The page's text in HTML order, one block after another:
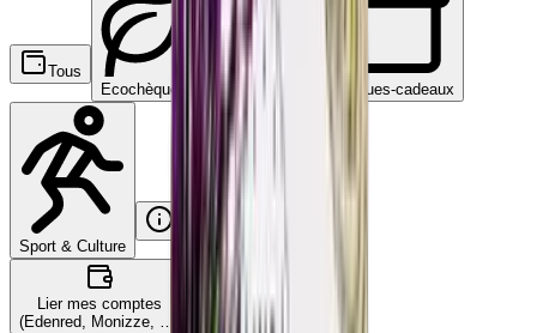
Tous
Ecochèques
Chèques-repas Chèques-cadeaux
Sport & Culture
C'est quoi ?
Lier mes comptes
(Edenred, Monizze, …)